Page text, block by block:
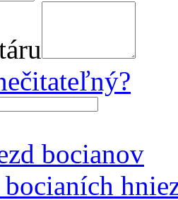
bocianov